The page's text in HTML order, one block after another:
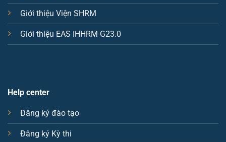
Giới thiệu Viện SHRM
Giới thiệu EAS IHHRM G23.0
Help center
Đăng ký đào tạo
Đăng ký Kỳ thi